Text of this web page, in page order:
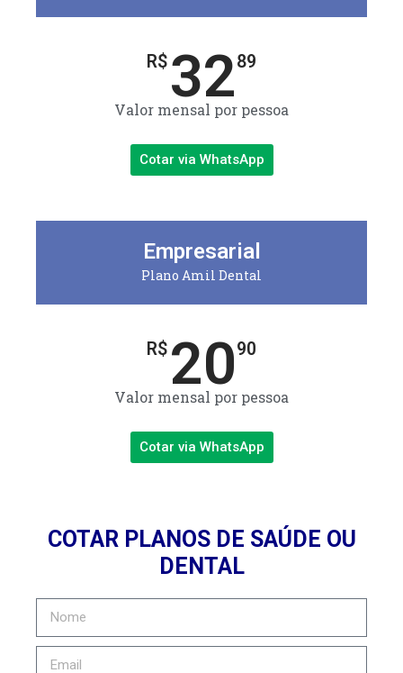
R$ 3289
Valor mensal por pessoa
Cotar via WhatsApp
Empresarial
Plano Amil Dental
R$ 2090
Valor mensal por pessoa
Cotar via WhatsApp
COTAR PLANOS DE SAÚDE OU
DENTAL